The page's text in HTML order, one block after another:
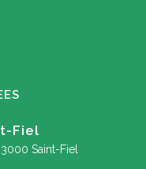
Fiel
Saint-Fiel